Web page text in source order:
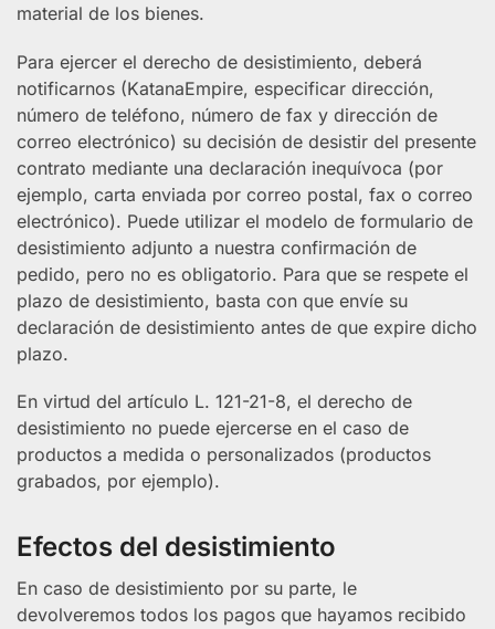
material de los bienes.
Para ejercer el derecho de desistimiento, deberá
notificarnos (KatanaEmpire, especificar dirección,
número de teléfono, número de fax y dirección de
correo electrónico) su decisión de desistir del presente
contrato mediante una declaración inequívoca (por
ejemplo, carta enviada por correo postal, fax o correo
electrónico). Puede utilizar el modelo de formulario de
desistimiento adjunto a nuestra confirmación de
pedido, pero no es obligatorio. Para que se respete el
plazo de desistimiento, basta con que envíe su
declaración de desistimiento antes de que expire dicho
plazo.
En virtud del artículo L. 121-21-8, el derecho de
desistimiento no puede ejercerse en el caso de
productos a medida o personalizados (productos
grabados, por ejemplo).
Efectos del desistimiento
En caso de desistimiento por su parte, le
devolveremos todos los pagos que hayamos recibido